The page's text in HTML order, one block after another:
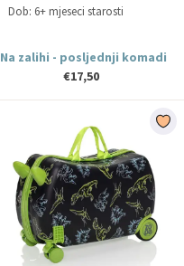
Dob: 6+ mjeseci starosti
Na zalihi - posljednji komadi
€17,50